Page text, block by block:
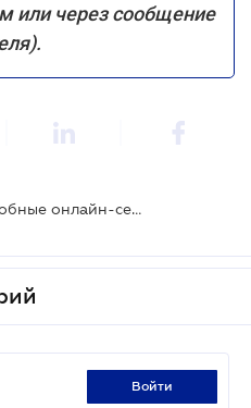
или через сообщение
Фонд госимущества ввел удобные онлайн-сервисы, содержащие все объекты приватизации и аренды
войти